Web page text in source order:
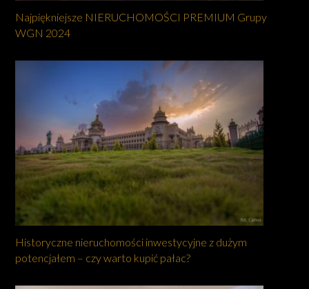
Najpiękniejsze NIERUCHOMOŚCI PREMIUM Grupy
WGN 2024
Historyczne nieruchomości inwestycyjne z dużym
potencjałem – czy warto kupić pałac?